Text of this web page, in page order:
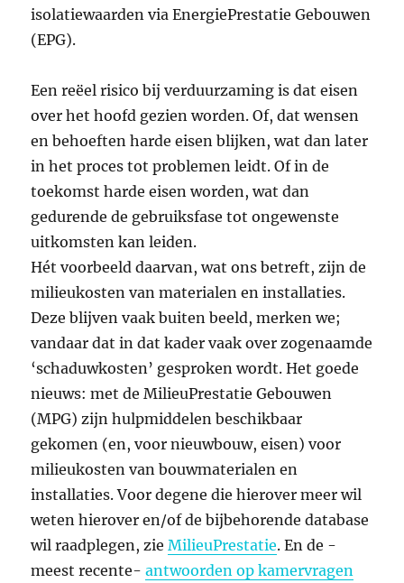
isolatiewaarden via EnergiePrestatie Gebouwen
(EPG).
Een reëel risico bij verduurzaming is dat eisen
over het hoofd gezien worden. Of, dat wensen
en behoeften harde eisen blijken, wat dan later
in het proces tot problemen leidt. Of in de
toekomst harde eisen worden, wat dan
gedurende de gebruiksfase tot ongewenste
uitkomsten kan leiden.
Hét voorbeeld daarvan, wat ons betreft, zijn de
milieukosten van materialen en installaties.
Deze blijven vaak buiten beeld, merken we;
vandaar dat in dat kader vaak over zogenaamde
‘schaduwkosten’ gesproken wordt. Het goede
nieuws: met de MilieuPrestatie Gebouwen
(MPG) zijn hulpmiddelen beschikbaar
gekomen (en, voor nieuwbouw, eisen) voor
milieukosten van bouwmaterialen en
installaties. Voor degene die hierover meer wil
weten hierover en/of de bijbehorende database
wil raadplegen, zieMilieuPrestatie. En de -
meest recente-antwoorden op kamervragen